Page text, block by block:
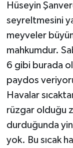
Hüseyin
seyreltmesini
meyveler
mahkumdur.
6 gibi burada
paydos
Havalar
rüzgar olduğu
durduğunda
yok. Bu sıcak